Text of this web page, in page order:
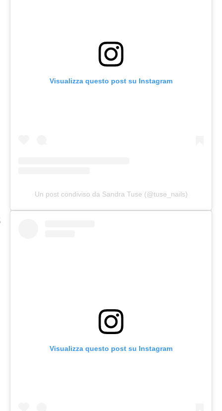
Visualizza questo post su Instagram
Un post condiviso da Sandra Tuse (@tuse_nails)
Visualizza questo post su Instagram